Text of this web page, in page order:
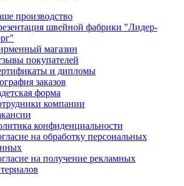
производство
швейной фабрики "Лидер-
магазин
покупателей
и дипломы
заказов
форма
компании
конфиденциальности
на обработку персональных
на получение рекламных